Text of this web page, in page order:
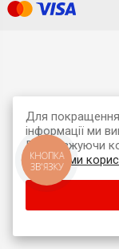
Для покращення
інформації ми
Продовжуючи
зумовами
КНОПКА
ЗВ'ЯЗКУ